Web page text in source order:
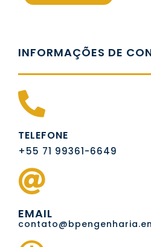
INFORMAÇÕES DE
TELEFONE
+55 71 99361-6649
EMAIL